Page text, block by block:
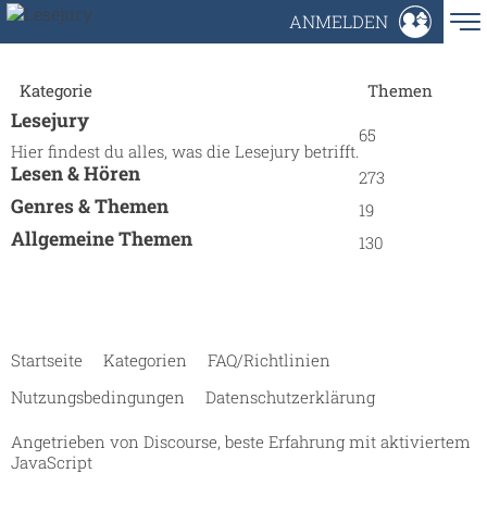
ANMELDEN
Kategorie Themen
Lesejury
Hier findest du alles, was die Lesejury betrifft.
65
Lesen & Hören 273
Genres & Themen 19
Allgemeine Themen 130
Startseite Kategorien
FAQ/Richtlinien
Nutzungsbedingungen
Datenschutzerklärung
Angetrieben von Discourse, beste Erfahrung mit aktiviertem
JavaScript